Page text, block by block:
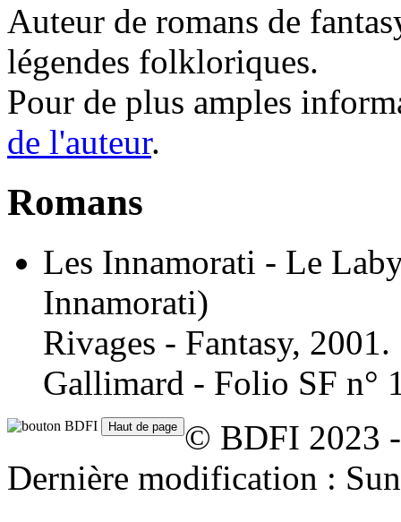
Auteur de romans de
légendes folkloriques.
Pour de plus amples
de l'auteur.
Romans
Les Innamorati - Le
Innamorati)
Rivages - Fantasy, 2001.
Gallimard - Folio SF n°
© BDFI 2023
Dernière modification :